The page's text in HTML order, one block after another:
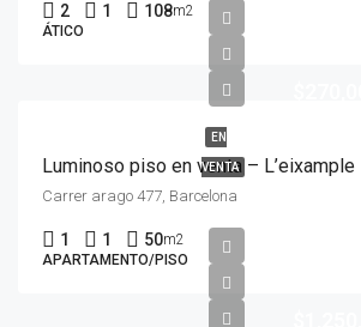
2 1 108m2
ÁTICO
EN
VENTA
Luminoso piso en venta – L’eixample
Carrer arago 477, Barcelona
1 1 50m2
APARTAMENTO/PISO